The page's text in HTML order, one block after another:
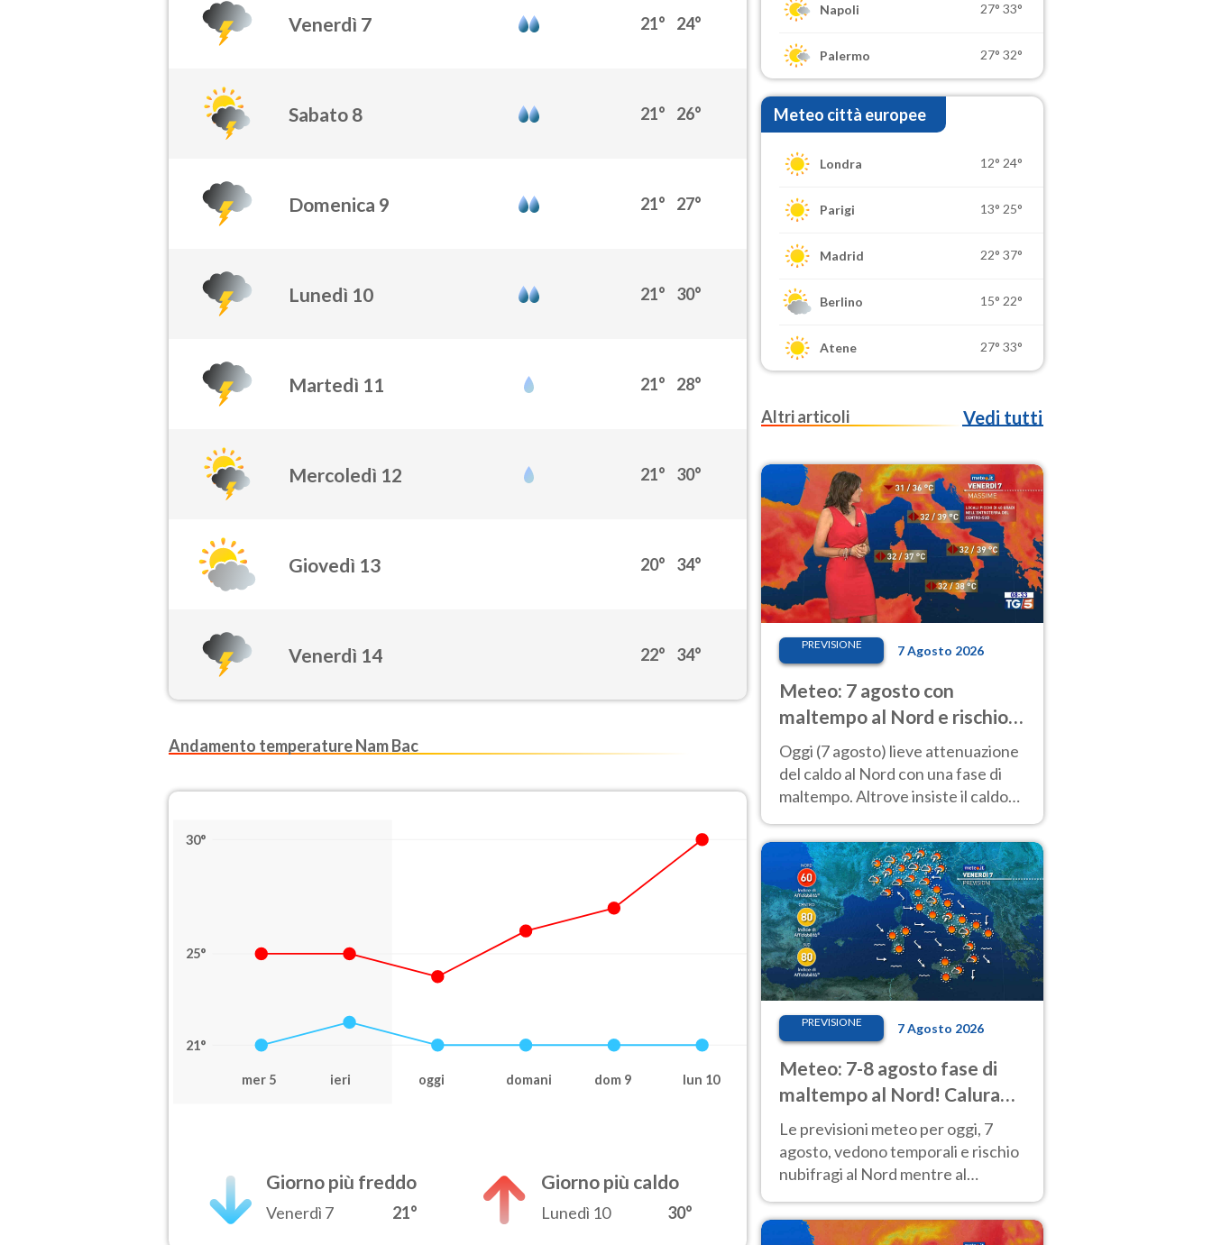
Venerdì 7 21° 24°
Sabato 8 21° 26°
Domenica 9 21° 27°
Lunedì 10 21° 30°
Martedì 11 21° 28°
Mercoledì 12 21° 30°
Giovedì 13 20° 34°
Venerdì 14 22° 34°
Andamento temperature Nam Bac
30°
25°
21°
mer 5 ieri oggi domani dom 9 lun 10
Giorno più freddo
Venerdì 7 21°
Giorno più caldo
Lunedì 10 30°
Napoli 27° 33°
Palermo 27° 32°
Meteo città europee
Londra 12° 24°
Parigi 13° 25°
Madrid 22° 37°
Berlino 15° 22°
Atene 27° 33°
Altri articoli Vedi tutti
PREVISIONE 7 Agosto 2026
Meteo: 7 agosto con
maltempo al Nord e rischio
nubifragi. Altrove caldo
estremo
Oggi (7 agosto) lieve attenuazione
del caldo al Nord con una fase di
maltempo. Altrove insiste il caldo
previsioni
PREVISIONE 7 Agosto 2026
Meteo: 7-8 agosto fase di
maltempo al Nord! Calura
fino a Ferragosto
Le previsioni meteo per oggi, 7
agosto, vedono temporali e rischio
nubifragi al Nord mentre al
molto intenso.